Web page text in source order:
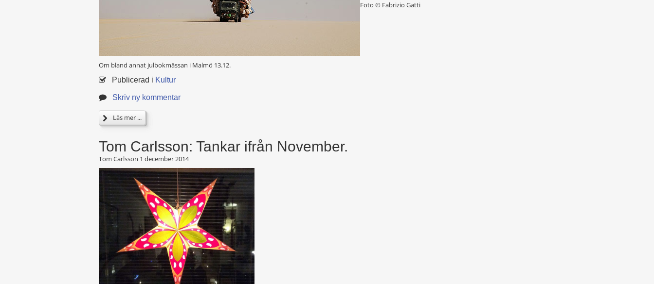
Foto © Fabrizio Gatti
Om bland annat julbokmässan i Malmö 13.12.
Publicerad i Kultur
Skriv ny kommentar
Läs mer ...
Tom Carlsson: Tankar ifrån November.
Tom Carlsson 1 december 2014